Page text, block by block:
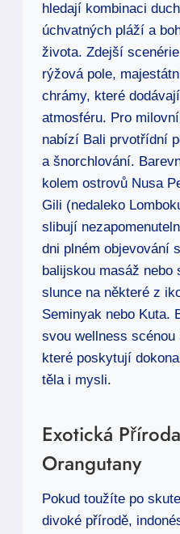
hledají kombinaci
úchvatných pláží a
života. Zdejší
rýžová pole,
chrámy, které
atmosféru. Pro
nabízí Bali prvotřídní
a šnorchlování.
kolem ostrovů Nusa
Gili (nedaleko
slibují
dni plném objevování
balijskou masáž nebo
slunce na některé z
Seminyak nebo Kuta.
svou wellness
které poskytují
těla i mysli.
Exotická
Orangutany
Pokud toužíte po
divoké přírodě,